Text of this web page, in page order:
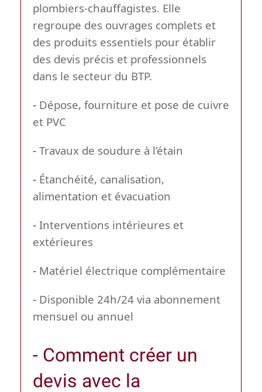
plombiers-chauffagistes. Elle
regroupe des ouvrages complets et
des produits essentiels pour établir
des devis précis et professionnels
dans le secteur du BTP.
- Dépose, fourniture et pose de cuivre
et PVC
- Travaux de soudure à l’étain
- Étanchéité, canalisation,
alimentation et évacuation
- Interventions intérieures et
extérieures
- Matériel électrique complémentaire
- Disponible 24h/24 via abonnement
mensuel ou annuel
- Comment créer un
devis avec la